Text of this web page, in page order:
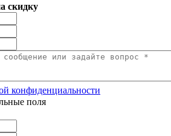
скидку
конфиденциальности
поля